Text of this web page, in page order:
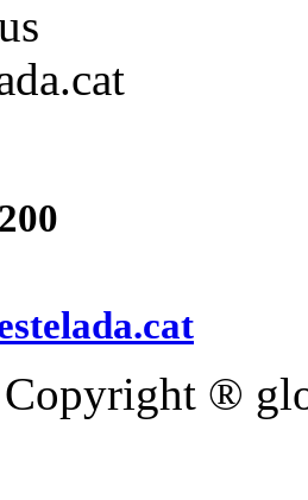
Copyright ®